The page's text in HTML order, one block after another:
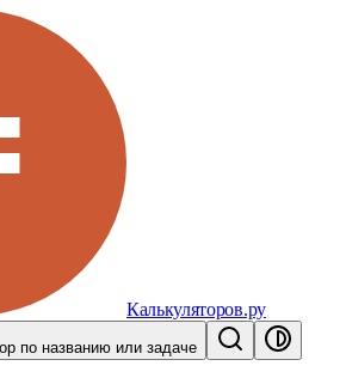
Калькуляторов.ру
по названию или задаче